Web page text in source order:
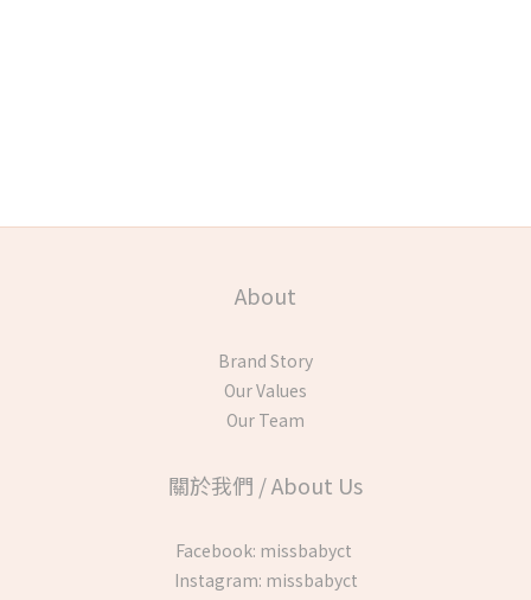
About
Brand Story
Our Values
Our Team
關於我們 / About Us
Facebook: missbabyct
Instagram: missbabyct